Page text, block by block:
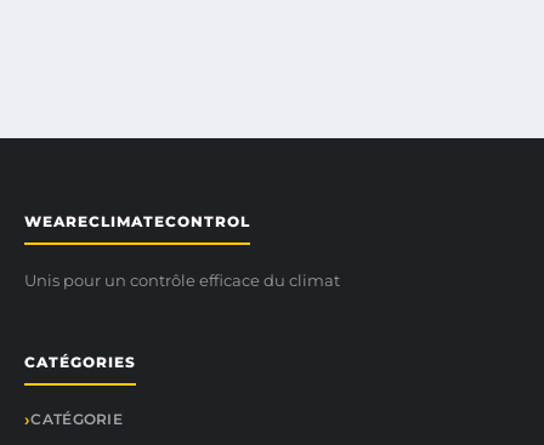
WEARECLIMATECONTROL
Unis pour un contrôle efficace du climat
CATÉGORIES
CATÉGORIE